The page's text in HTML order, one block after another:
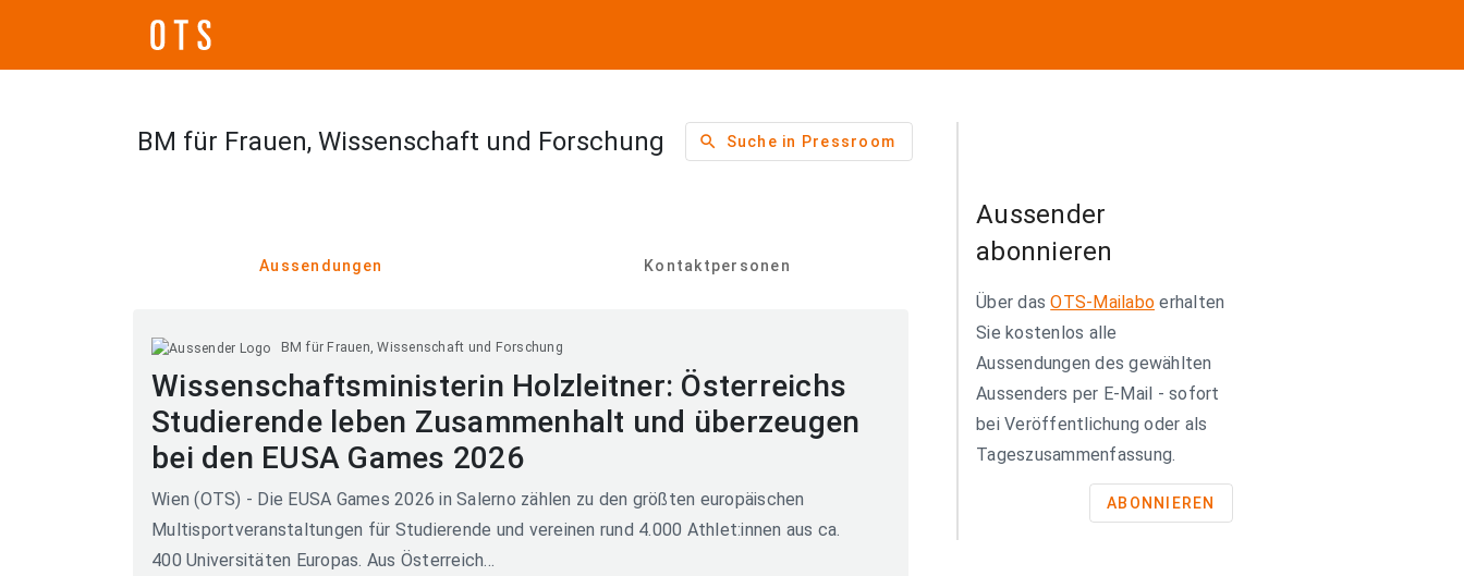
BM für Frauen, Wissenschaft und Forschung search Suche in Pressroom
Aussendungen Kontaktpersonen
BM für Frauen, Wissenschaft und Forschung
Wissenschaftsministerin Holzleitner: Österreichs
Studierende leben Zusammenhalt und überzeugen
bei den EUSA Games 2026
Wien (OTS) - Die EUSA Games 2026 in Salerno zählen zu den größten europäischen
Multisportveranstaltungen für Studierende und vereinen rund 4.000 Athlet:innen aus ca.
400 Universitäten Europas. Aus Österreich...
Aussender
abonnieren
Über dasOTS-Mailabo erhalten
Sie kostenlos alle
Aussendungen des gewählten
Aussenders per E-Mail - sofort
bei Veröffentlichung oder als
Tageszusammenfassung.
ABONNIEREN